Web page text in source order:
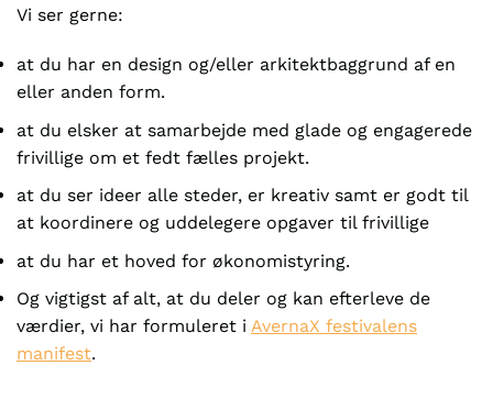
Vi ser gerne:
at du har en design og/eller arkitektbaggrund af en
eller anden form.
at du elsker at samarbejde med glade og engagerede
frivillige om et fedt fælles projekt.
at du ser ideer alle steder, er kreativ samt er godt til
at koordinere og uddelegere opgaver til frivillige
at du har et hoved for økonomistyring.
Og vigtigst af alt, at du deler og kan efterleve de
værdier, vi har formuleret i AvernaX festivalens
manifest.